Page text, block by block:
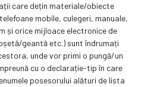
care dețin materiale/obiecte
mobile, culegeri, manuale,
și orice mijloace electronice de
geantă etc.) sunt îndrumați
unde vor primi o pungă/un
cu o declarație-tip în care
posesorului alături de lista